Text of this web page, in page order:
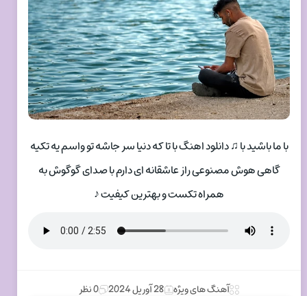
با ما باشید با ♫ دانلود اهنگ با تا که دنیا سر جاشه تو واسم یه تکیه
گاهی هوش مصنوعی راز عاشقانه ای دارم با صدای گوگوش به
همراه تکست و بهترین کیفیت ♪
آهنگ های ویژه 28 آوریل 2024 0 نظر